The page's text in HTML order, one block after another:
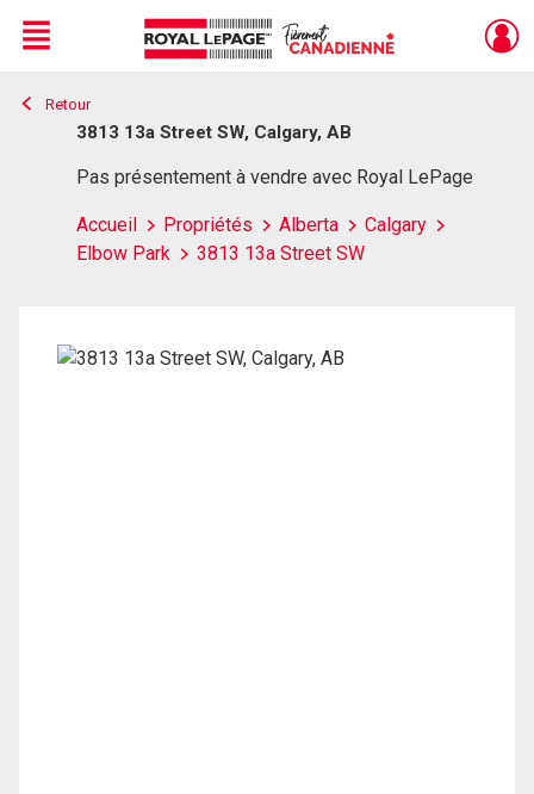
Live
En Direct
Menu
Retour
3813 13a Street SW, Calgary, AB
Pas présentement à vendre avec Royal LePage
Accueil Propriétés Alberta
Calgary
Elbow Park
3813 13a Street SW